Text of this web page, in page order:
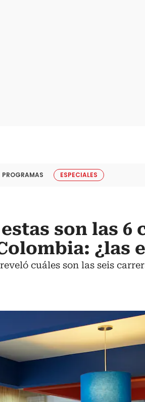
PROGRAMAS ESPECIALES
son las 6
¿las
cuáles son las seis